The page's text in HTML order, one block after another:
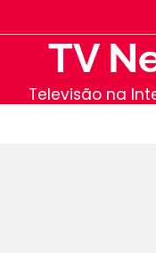
TV
Televisão na